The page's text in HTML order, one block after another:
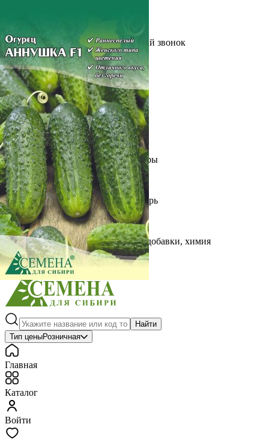
Обратный звонок Заказать обратный звонок
Каталог
Семена
Грунты
Газонные травы, сидераты
Горшки, рассадники, аксессуары
Посадочный материал
Садовый инструмент, инвентарь
Консервирование
Средства защиты, удобрения, добавки, химия
Обустройство сада, декор
Найти
Тип ценыРозничная
Главная
Каталог
Войти